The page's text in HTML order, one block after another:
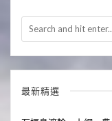
最新精選